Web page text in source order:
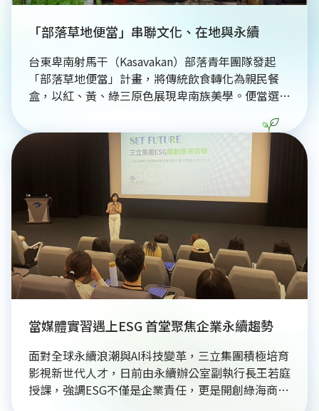
「部落草地便當」串聯文化、在地與永續
台東卑南射馬干（Kasavakan）部落青年團隊發起
「部落草地便當」計畫，將傳統飲食轉化為親民餐
盒，以紅、黃、綠三原色展現卑南族美學。便當選用
縮短運輸距離實踐低碳永續。團隊同步活化「建和鹿
寮」，將閒置空間轉型為結合餐飲、工藝與文化交流
的創生基地。這份承載土地記憶的便當，不僅支持在
地小農與傳統作物復育，更成為青年返鄉創業的實踐
平台，讓遊客透過味蕾深刻感受部落人情味，成功將
文化保存與地方產業發展融入日常生活，為部落永續
經營開創多元契機。
當媒體實習遇上ESG 首堂聚焦企業永續趨勢
面對全球永續浪潮與AI科技變革，三立集團積極培育
影視新世代人才，日前由永續辦公室副執行長王若庭
授課，強調ESG不僅是企業責任，更是開創綠海商機